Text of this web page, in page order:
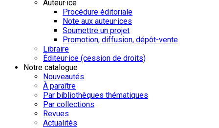
Auteur·ice
Procédure éditoriale
Note aux auteur·ices
Soumettre un projet
Promotion, diffusion, dépôt-vente
Libraire
Éditeur·ice (cession de droits)
Notre catalogue
Nouveautés
À paraître
Par bibliothèques thématiques
Par collections
Revues
Actualités